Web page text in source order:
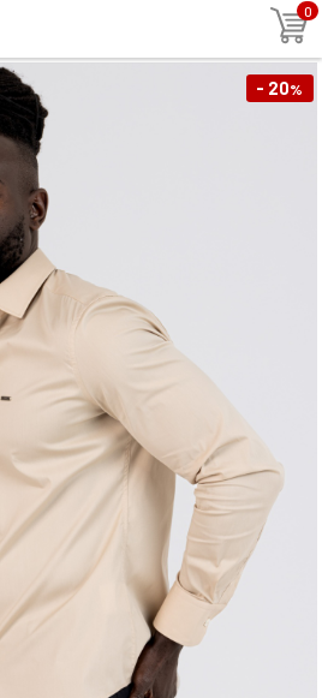
0
- 20%